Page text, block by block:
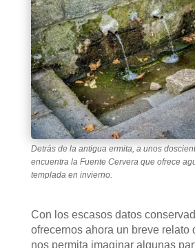
Detrás de la antigua ermita, a unos
encuentra la Fuente Cervera que ofrece
templada en invierno.
Con los escasos datos
ofrecernos ahora un breve relato
nos permita imaginar algunas